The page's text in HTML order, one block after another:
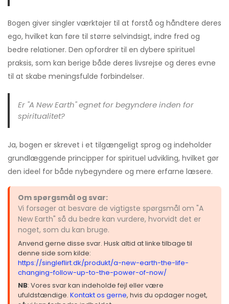
Bogen giver singler værktøjer til at forstå og håndtere deres
ego, hvilket kan føre til større selvindsigt, indre fred og
bedre relationer. Den opfordrer til en dybere spirituel
praksis, som kan berige både deres livsrejse og deres evne
til at skabe meningsfulde forbindelser.
Er "A New Earth" egnet for begyndere inden for
spiritualitet?
Ja, bogen er skrevet i et tilgængeligt sprog og indeholder
grundlæggende principper for spirituel udvikling, hvilket gør
den ideel for både nybegyndere og mere erfarne læsere.
Om spørgsmål og svar:
Vi forsøger at besvare de vigtigste spørgsmål om "A
New Earth" så du bedre kan vurdere, hvorvidt det er
noget, som du kan bruge.
Anvend gerne disse svar. Husk altid at linke tilbage til
denne side som kilde:
https://singleflirt.dk/produkt/a-new-earth-the-life-
changing-follow-up-to-the-power-of-now/
NB: Vores svar kan indeholde fejl eller være
ufuldstændige. Kontakt os gerne, hvis du opdager noget,